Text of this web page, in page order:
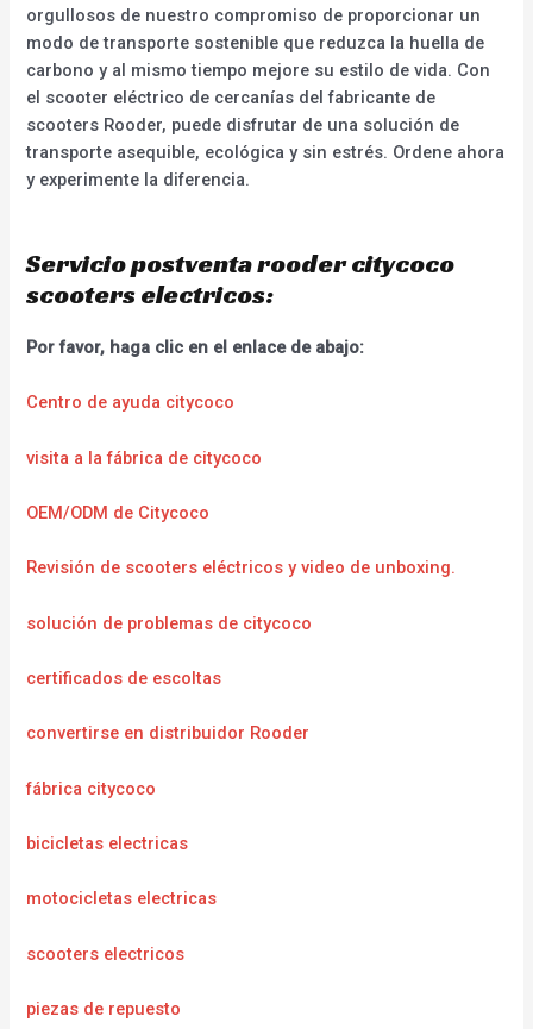
orgullosos de nuestro compromiso de proporcionar un
modo de transporte sostenible que reduzca la huella de
carbono y al mismo tiempo mejore su estilo de vida. Con
el scooter eléctrico de cercanías del fabricante de
scooters Rooder, puede disfrutar de una solución de
transporte asequible, ecológica y sin estrés. Ordene ahora
y experimente la diferencia.
Servicio postventa rooder citycoco
scooters electricos:
Por favor, haga clic en el enlace de abajo:
Centro de ayuda citycoco
visita a la fábrica de citycoco
OEM/ODM de Citycoco
Revisión de scooters eléctricos y video de unboxing.
solución de problemas de citycoco
certificados de escoltas
convertirse en distribuidor Rooder
fábrica citycoco
bicicletas electricas
motocicletas electricas
scooters electricos
piezas de repuesto